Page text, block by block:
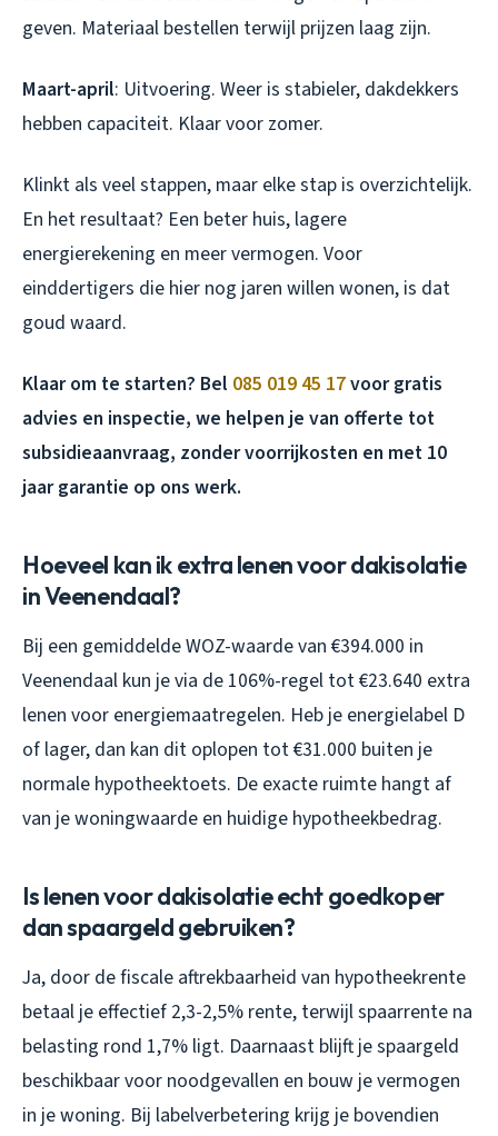
geven. Materiaal bestellen terwijl prijzen laag zijn.
Maart-april: Uitvoering. Weer is stabieler, dakdekkers
hebben capaciteit. Klaar voor zomer.
Klinkt als veel stappen, maar elke stap is overzichtelijk.
En het resultaat? Een beter huis, lagere
energierekening en meer vermogen. Voor
einddertigers die hier nog jaren willen wonen, is dat
goud waard.
Klaar om te starten? Bel 085 019 45 17voor gratis
advies en inspectie, we helpen je van offerte tot
subsidieaanvraag, zonder voorrijkosten en met 10
jaar garantie op ons werk.
Hoeveel kan ik extra lenen voor dakisolatie
in Veenendaal?
Bij een gemiddelde WOZ-waarde van €394.000 in
Veenendaal kun je via de 106%-regel tot €23.640 extra
lenen voor energiemaatregelen. Heb je energielabel D
of lager, dan kan dit oplopen tot €31.000 buiten je
normale hypotheektoets. De exacte ruimte hangt af
van je woningwaarde en huidige hypotheekbedrag.
Is lenen voor dakisolatie echt goedkoper
dan spaargeld gebruiken?
Ja, door de fiscale aftrekbaarheid van hypotheekrente
betaal je effectief 2,3-2,5% rente, terwijl spaarrente na
belasting rond 1,7% ligt. Daarnaast blijft je spaargeld
beschikbaar voor noodgevallen en bouw je vermogen
in je woning. Bij labelverbetering krijg je bovendien